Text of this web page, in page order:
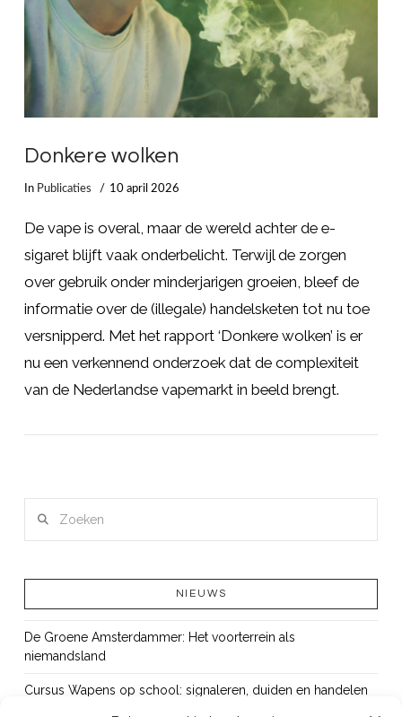
Donkere wolken
In Publicaties 10 april 2026
De vape is overal, maar de wereld achter de e-
sigaret blijft vaak onderbelicht. Terwijl de zorgen
over gebruik onder minderjarigen groeien, bleef de
informatie over de (illegale) handelsketen tot nu toe
versnipperd. Met het rapport ‘Donkere wolken’ is er
nu een verkennend onderzoek dat de complexiteit
van de Nederlandse vapemarkt in beeld brengt.
NIEUWS
De Groene Amsterdammer: Het voorterrein als
niemandsland
Cursus Wapens op school: signaleren, duiden en handelen